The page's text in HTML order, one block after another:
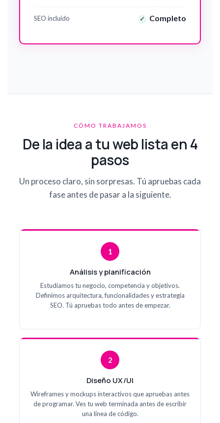
SEO incluido ✓ Completo
CÓMO TRABAJAMOS
De la idea a tu web lista en 4
pasos
Un proceso claro, sin sorpresas. Tú apruebas cada
fase antes de pasar a la siguiente.
1
Análisis y planificación
Estudiamos tu negocio, competencia y objetivos.
Definimos arquitectura, funcionalidades y estrategia
SEO. Tú apruebas todo antes de empezar.
2
Diseño UX/UI
Wireframes y mockups interactivos que apruebas antes
de programar. Ves tu web terminada antes de escribir
una línea de código.